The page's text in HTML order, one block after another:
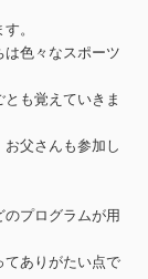
。
色々なスポーツ
も覚えていきま
父さんも参加し
プログラムが用
てありがたい点で